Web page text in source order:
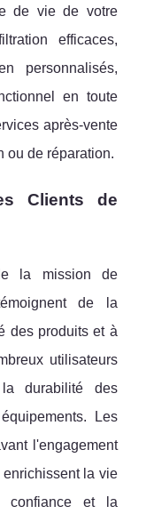
de vie de votre
efficaces,
personnalisés,
en toute
après-vente
ou de réparation.
Clients de
la mission de
de la
des produits et à
utilisateurs
durabilité des
Les
l'engagement
la vie
confiance et la